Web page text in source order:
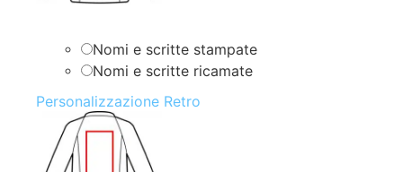
Nomi e scritte stampate
Nomi e scritte ricamate
Personalizzazione Retro